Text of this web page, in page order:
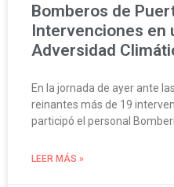
Bomberos de
Intervenciones en
Adversidad
En la jornada de ayer ante
reinantes más de 19
participó el personal
LEER MÁS »